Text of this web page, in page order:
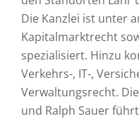
Die Kanzlei ist unter
Kapitalmarktrecht
spezialisiert. Hinzu
Verkehrs-, IT-,
Verwaltungsrecht.
und Ralph Sauer